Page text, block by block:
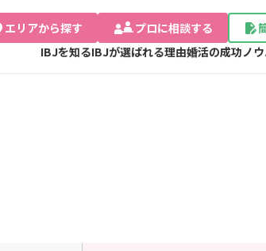
エリアから探す プロに相談する
IBJを知るIBJが選ばれる理由婚活の成功ノ